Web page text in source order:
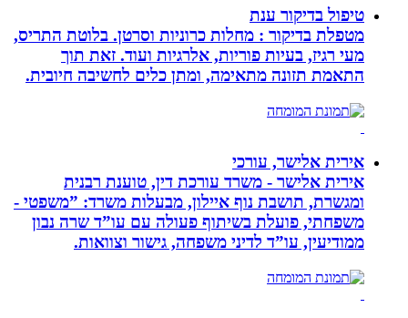
טיפול בדיקור ענת
מטפלת בדיקור : מחלות כרוניות וסרטן. בלוטת התריס,
מעי רגיז, בעיות פוריות, אלרגיות ועוד. זאת תוך
התאמת תזונה מתאימה, ומתן כלים לחשיבה חיובית.
אירית אלישר, עורכי
אירית אלישר - משרד עורכת דין, טוענת רבנית
ומגשרת, תושבת נוף איילון, מבעלות משרד: ”משפטי -
משפחתי, פועלת בשיתוף פעולה עם עו”ד שרה נבון
ממודיעין, עו”ד לדיני משפחה, גישור וצוואות.